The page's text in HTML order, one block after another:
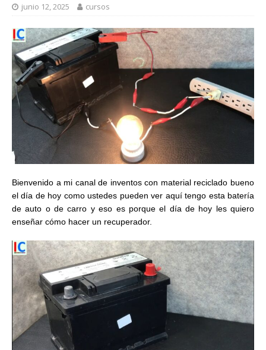
junio 12, 2025 cursos
Bienvenido a mi canal de inventos con material reciclado bueno
el día de hoy como ustedes pueden ver aquí tengo esta batería
de auto o de carro y eso es porque el día de hoy les quiero
enseñar cómo hacer un recuperador.